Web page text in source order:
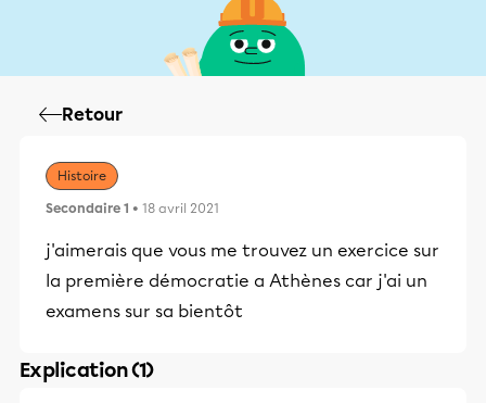
Retour
Histoire
Secondaire 1 • 18 avril 2021
j'aimerais que vous me trouvez un exercice sur
la première démocratie a Athènes car j'ai un
examens sur sa bientôt
Explication (1)